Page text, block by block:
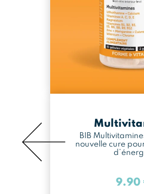
BIB
nouvelle cure
9.90